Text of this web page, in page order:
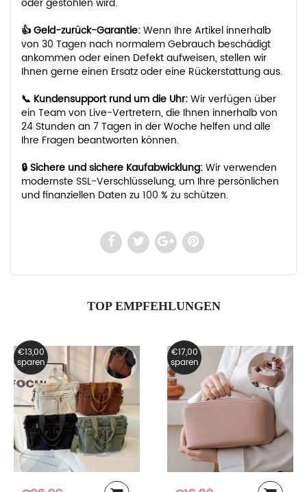
👍 Geld-zurück-Garantie:Wenn Ihre Artikel innerhalb
von 30 Tagen nach normalem Gebrauch beschädigt
ankommen oder einen Defekt aufweisen, stellen wir
Ihnen gerne einen Ersatz oder eine Rückerstattung aus.
📞 Kundensupport rund um die Uhr:Wir verfügen über
ein Team von Live-Vertretern, die Ihnen innerhalb von
24 Stunden an 7 Tagen in der Woche helfen und alle
Ihre Fragen beantworten können.
🔒 Sichere und sichere Kaufabwicklung:Wir verwenden
modernste SSL-Verschlüsselung, um Ihre persönlichen
und finanziellen Daten zu 100 % zu schützen.
TOP EMPFEHLUNGEN
€13,00
sparen
€17,00
sparen